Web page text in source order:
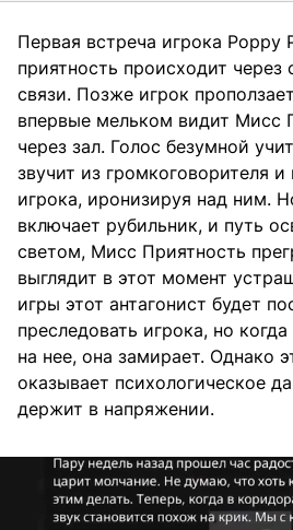
Первая встреча игрока Poppy
приятность происходит через
связи. Позже игрок
впервые мельком видит Мисс
через зал. Голос безумной
звучит из громкоговорителя
игрока, иронизируя над ним.
включает рубильник, и путь
светом, Мисс Приятность
выглядит в этот момент
игры этот антагонист будет
преследовать игрока, но
на нее, она замирает. Однако
оказывает психологическое
держит в напряжении.